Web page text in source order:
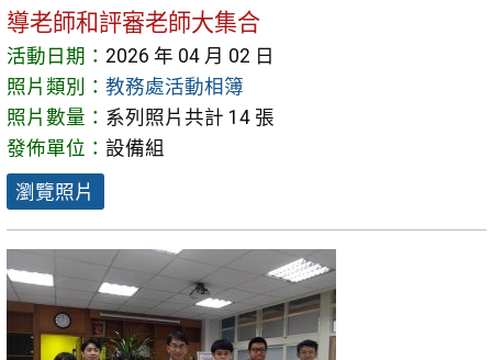
導老師和評審老師大集合
活動日期： 2026 年 04 月 02 日
照片類別： 教務處活動相簿
照片數量： 系列照片共計 14 張
發佈單位： 設備組
瀏覽照片